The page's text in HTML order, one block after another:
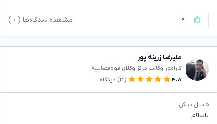
۰ مشاهده دیدگاه‌ها ( ۰
علیرضا زرینه پور
کاراموز وکالت مرکز وکلای قوه‌قضاییه
۴.۸
(۱۴) دیدگاه
۵ سال پیش
باسلام